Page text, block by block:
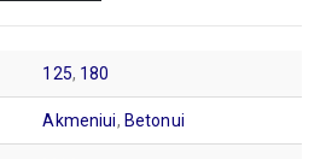
125, 180
Akmeniui, Betonui